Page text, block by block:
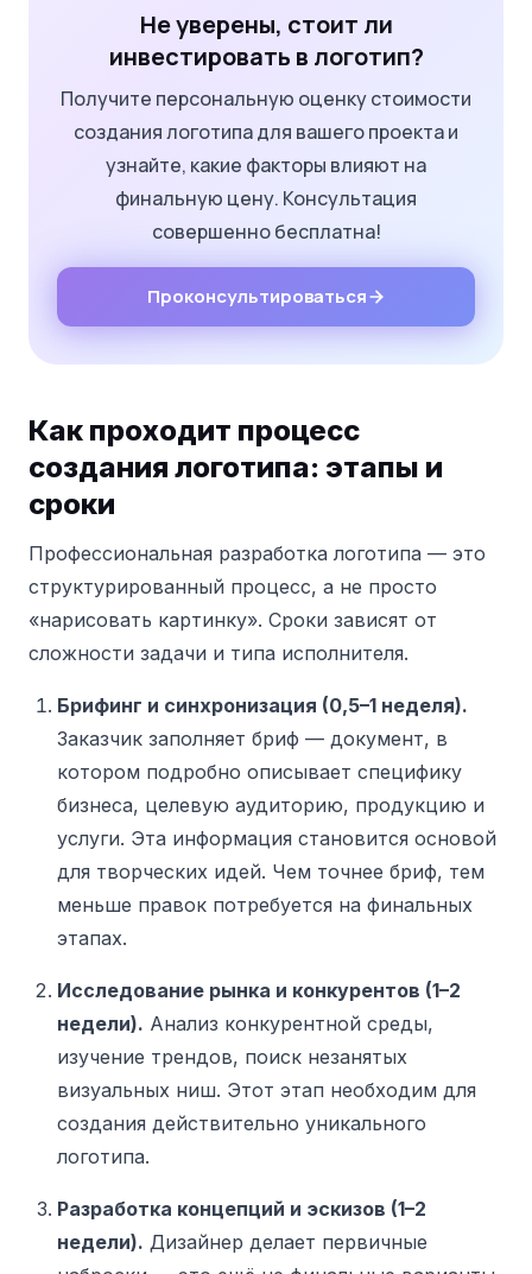
Не уверены, стоит ли
инвестировать в логотип?
Получите персональную оценку стоимости
создания логотипа для вашего проекта и
узнайте, какие факторы влияют на
финальную цену. Консультация
совершенно бесплатна!
Проконсультироваться
Как проходит процесс
создания логотипа: этапы и
сроки
Профессиональная разработка логотипа — это
структурированный процесс, а не просто
«нарисовать картинку». Сроки зависят от
сложности задачи и типа исполнителя.
Брифинг и синхронизация (0,5–1 неделя).
Заказчик заполняет бриф — документ, в
котором подробно описывает специфику
бизнеса, целевую аудиторию, продукцию и
услуги. Эта информация становится основой
для творческих идей. Чем точнее бриф, тем
меньше правок потребуется на финальных
этапах.
Исследование рынка и конкурентов (1–2
недели). Анализ конкурентной среды,
изучение трендов, поиск незанятых
визуальных ниш. Этот этап необходим для
создания действительно уникального
логотипа.
Разработка концепций и эскизов (1–2
недели). Дизайнер делает первичные